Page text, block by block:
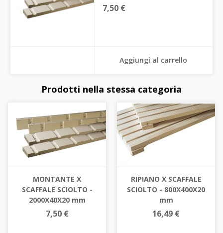
7,50 €
Aggiungi al carrello
Prodotti nella stessa categoria
MONTANTE X
SCAFFALE SCIOLTO -
2000X40X20 mm
7,50 €
RIPIANO X SCAFFALE
SCIOLTO - 800X400X20
mm
16,49 €